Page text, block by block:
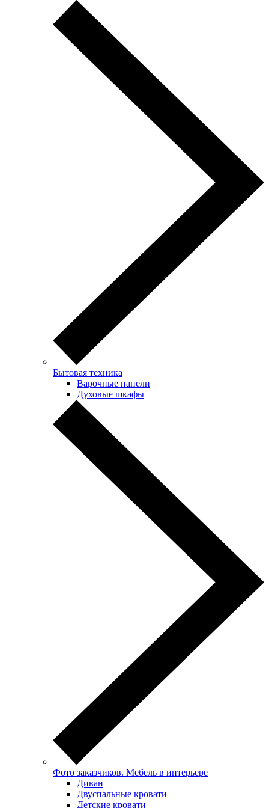
Бытовая техника
Варочные панели
Духовые шкафы
Фото заказчиков. Мебель в интерьере
Диван
Двуспальные кровати
Детские кровати